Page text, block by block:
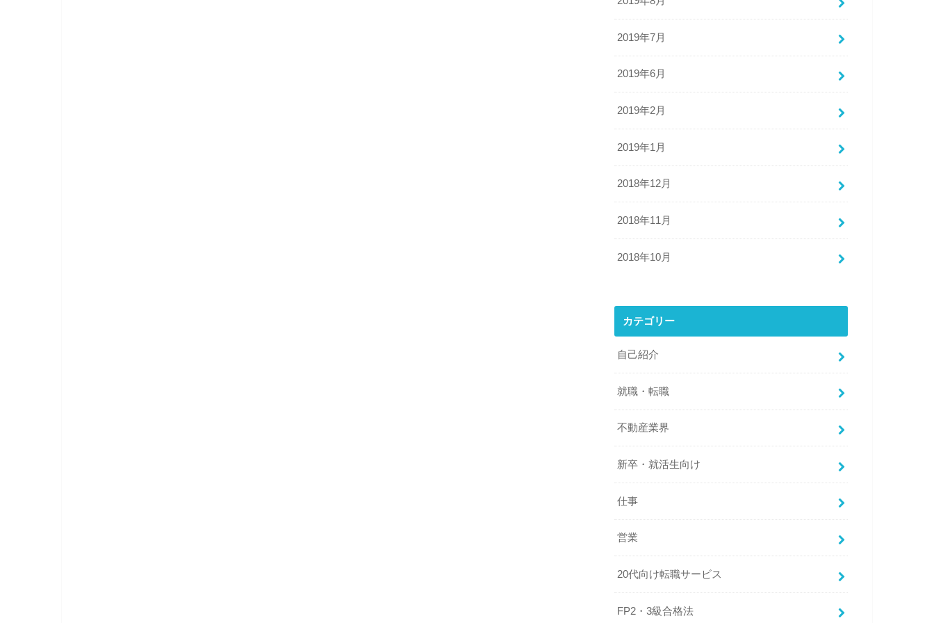
2019年7月
2019年6月
2019年2月
2019年1月
2018年12月
2018年11月
2018年10月
カテゴリー
自己紹介
就職・転職
不動産業界
新卒・就活生向け
仕事
営業
20代向け転職サービス
FP2・3級合格法